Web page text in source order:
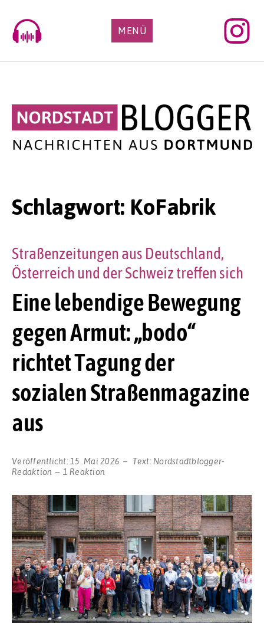
content
MENÜ
Schlagwort: KoFabrik
Eine lebendige Bewegung
gegen Armut: „bodo“
richtet Tagung der
sozialen Straßenmagazine
aus
Straßenzeitungen aus Deutschland,
Österreich und der Schweiz treffen sich
Veröffentlicht: 15. Mai 2026 Text: Nordstadtblogger-
Redaktion
1 Reaktion